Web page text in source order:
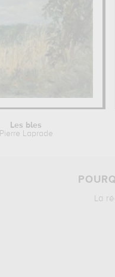
Les bles
Pierre Laprade
La